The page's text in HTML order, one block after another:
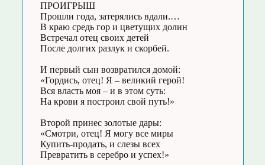
ПРОИГРЫШ
Прошли года, затерялись вдали.…
В краю средь гор и цветущих долин
Встречал отец своих детей
После долгих разлук и скорбей.
И первый сын возвратился домой:
«Гордись, отец! Я – великий герой!
Вся власть моя – и в этом суть:
На крови я построил свой путь!»
Второй принес золотые дары:
«Смотри, отец! Я могу все миры
Купить-продать, и слезы всех
Превратить в серебро и успех!»